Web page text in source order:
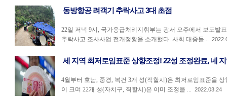
동방항공 려객기 추락사고 3대 초점
22일 저녁 9시, 국가응급처리지휘부는 광서 오주에서 보도발
추락사고 조사사업 전개정황을 소개했다. 사회 대중들...
세 지역 최저로임표준 상향조정! 22성 조정완료, 네
4월부터 호남, 중경, 복건 3개 성(직할시)은 최저로임표준을
이 크며 22개 성(자치구, 직할시)은 이미 조정을 ... 2022.03.24